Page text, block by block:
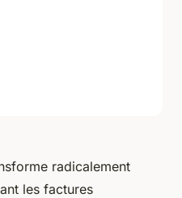
radicalement
les factures